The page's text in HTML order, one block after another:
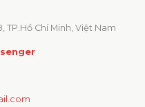
TP.Hồ Chí Minh, Việt Nam